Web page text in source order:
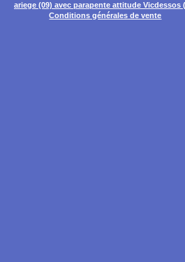
ariege (09) avec parapente attitude Vicdessos
Conditions générales de vente